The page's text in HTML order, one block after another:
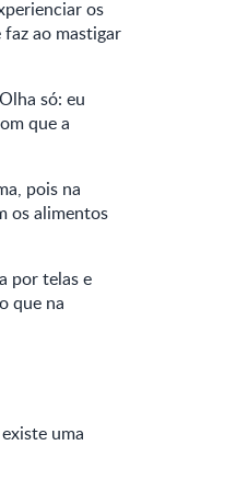
os
ao mastigar
só: eu
que a
pois na
os alimentos
por telas e
que na
uma